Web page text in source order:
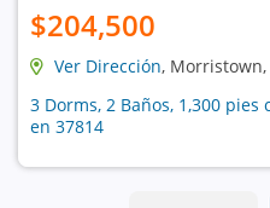
$204,500
Ver Dirección, Morristown,
3 Dorms, 2 Baños, 1,300
en 37814